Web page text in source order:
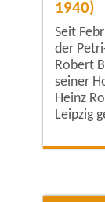
1940)
Seit
der
Robert
seiner
Heinz
Leipzig
Hitler-